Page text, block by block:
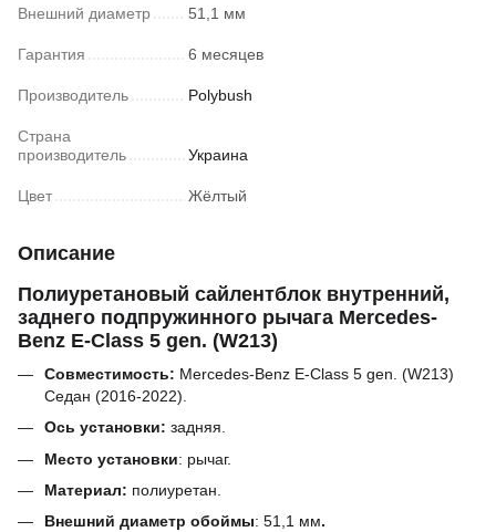
Внешний диаметр 51,1 мм
Гарантия 6 месяцев
Производитель Polybush
Страна
производитель
Украина
Цвет Жёлтый
Описание
Полиуретановый сайлентблок внутренний,
заднего подпружинного рычага Mercedes-
Benz E-Class 5 gen. (W213)
Совместимость: Mercedes-Benz E-Class 5 gen. (W213)
Седан (2016-2022).
Ось установки: задняя.
Место установки: рычаг.
Материал: полиуретан.
Внешний диаметр обоймы: 51,1 мм.